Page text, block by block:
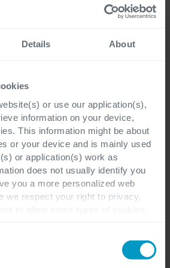
Details About
or use our application(s),
information on your device,
This information might be about
or your device and is mainly used
or application(s) work as
does not usually identify you
you a more personalized web
we respect your right to privacy,
you should be aware that
elements may be impacted